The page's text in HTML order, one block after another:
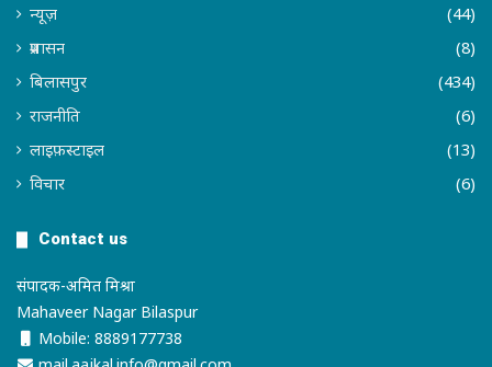
न्यूज़
(44)
प्रशासन
(8)
बिलासपुर
(434)
राजनीति
(6)
लाइफ़स्टाइल
(13)
विचार
(6)
Contact us
संपादक-अमित मिश्रा
Mahaveer Nagar Bilaspur
Mobile: 8889177738